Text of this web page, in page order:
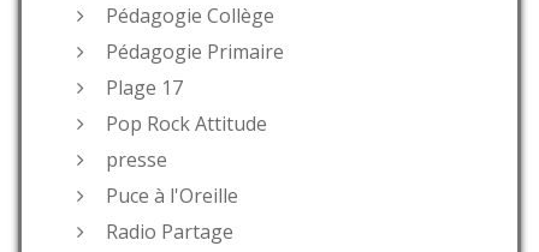
Pédagogie Collège
Pédagogie Primaire
Plage 17
Pop Rock Attitude
presse
Puce à l'Oreille
Radio Partage